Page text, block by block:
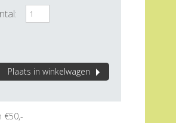
Plaats in winkelwagen
€50,-